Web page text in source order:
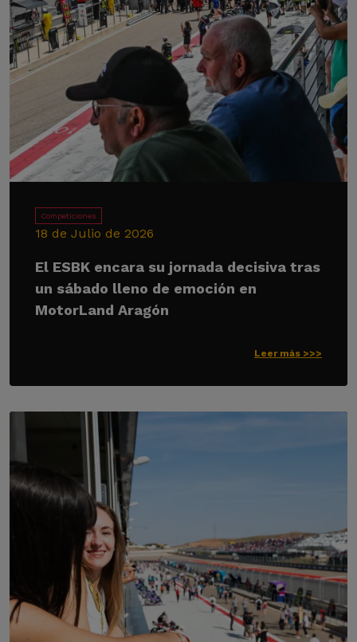
Competiciones
18 de Julio de 2026
El ESBK encara su jornada decisiva tras
un sábado lleno de emoción en
MotorLand Aragón
Leer más >>>